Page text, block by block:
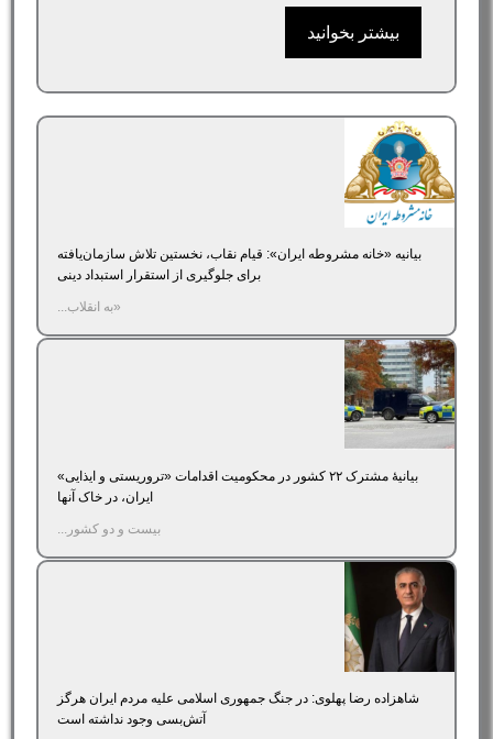
بیشتر بخوانید
بیانیه «خانه مشروطه ایران»‌: قیام نقاب، نخستین تلاش سازمان‌یافته
برای جلوگیری از استقرار استبداد دینی
«به انقلاب...
بیانیۀ مشترک ۲۲ کشور در محکومیت اقدامات «تروریستی و ایذایی»
ایران، در خاک آنها
بیست و دو کشور...
شاهزاده رضا پهلوی: در جنگ جمهوری اسلامی علیه مردم ایران هرگز
آتش‌بسی وجود نداشته است